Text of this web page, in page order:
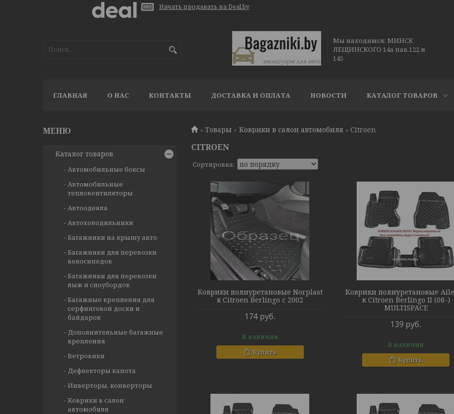
Начать продавать на Deal.by
Мы находимся: МИНСК
ЛЕЩИНСКОГО 14а пав.122 и
145
ГЛАВНАЯ О НАС КОНТАКТЫ ДОСТАВКА И ОПЛАТА НОВОСТИ КАТАЛОГ ТОВАРОВ
Товары Коврики в салон автомобиля Citroen
CITROEN
Коврики полиуретановые Norplast
к Citroen Berlingo с 2002
174 руб.
В наличии
Купить
Коврики полиуретановые
к Citroen Berlingo II (08-)
MULTISPACE
139 руб.
В наличии
Купить
Каталог товаров
Автомобильные боксы
Автомобильные
тепловентиляторы
Автоодеяла
Автохолодильники
Багажники на крышу авто
Багажники для перевозки
велосипедов
Багажники для перевозки
лыж и сноубордов
Багажные крепления для
серфинговой доски и
байдарок
Дополнительные багажные
крепления
Ветровики
Дефлекторы капота
Инверторы, конверторы
Коврики в салон
автомобиля